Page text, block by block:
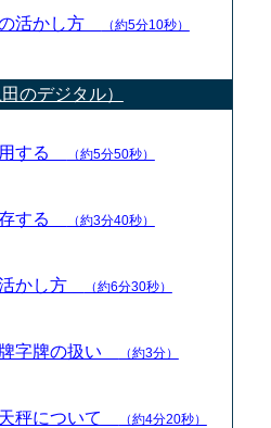
活かし方 （約5分10秒）
のデジタル）
用する （約5分50秒）
存する （約3分40秒）
活かし方 （約6分30秒）
字牌の扱い （約3分）
秤について （約4分20秒）